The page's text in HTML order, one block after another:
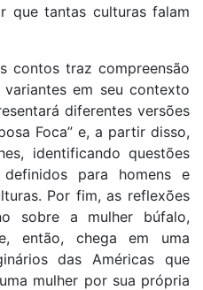
que tantas culturas falam
contos traz compreensão
em seu contexto
diferentes versões
Foca” e, a partir disso,
identificando questões
para homens e
Por fim, as reflexões
sobre a mulher búfalo,
então, chega em uma
das Américas que
mulher por sua própria